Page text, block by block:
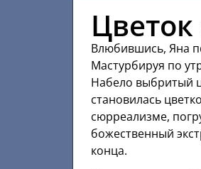
Цветок
Влюбившись, Яна
Мастурбируя по
Набело выбритый
становилась
сюрреализме,
божественный
конца.